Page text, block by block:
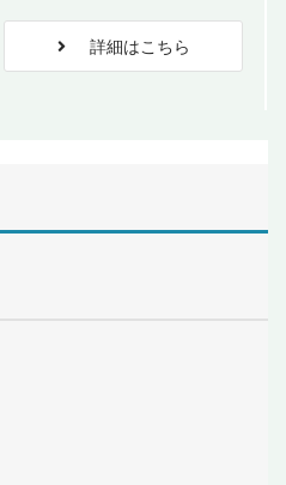
詳細はこちら